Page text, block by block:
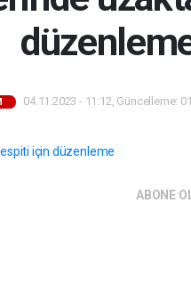
04.11.2023 - 11:12, Güncelleme:
ABONE